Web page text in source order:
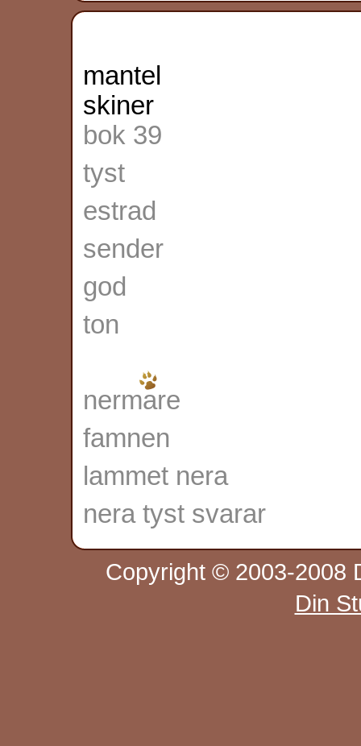
mantel
skiner
bok 39
tyst
estrad
sender
god
ton
nermare
famnen
lammet nera
nera tyst svarar
Copyright © 2003-2008
Din